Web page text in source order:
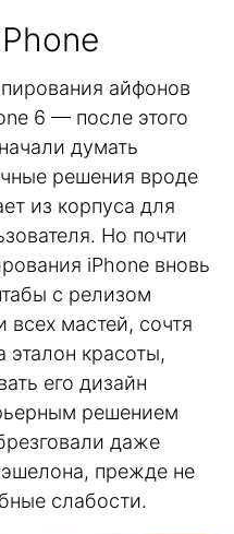
айфонов
6 — после этого
думать
решения вроде
из корпуса для
Но почти
iPhone вновь
с релизом
всех мастей, сочтя
эталон красоты,
его дизайн
решением
даже
прежде не
слабости.